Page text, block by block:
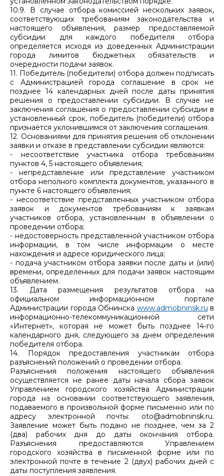
10.9. В случае отбора комиссией нескольких заявок,
соответствующих требованиям законодательства и
настоящего объявления, размер предоставляемой
субсидии для каждого победителя отбора
определяется исходя из доведенных Администрации
города лимитов бюджетных обязательств и
очередности подачи заявок.
11. Победитель (победители) отбора должен подписать
с Администрацией города соглашение в срок не
позднее 14 календарных дней после даты принятия
решения о предоставлении субсидии. В случае не
заключения соглашения о предоставлении субсидии в
установленный срок, победитель (победители) отбора
признаётся уклонившимся от заключения соглашения.
12. Основаниями для принятия решения об отклонении
заявки и отказе в представлении субсидии являются:
- несоответствие участника отбора требованиям
пунктов 4, 5 настоящего объявления;
- непредставление или представление участником
отбора неполного комплекта документов, указанного в
пункте 6 настоящего объявления;
- несоответствие представленных участником отбора
заявок и документов требованиям к заявкам
участников отбора, установленным в объявлении о
проведении отбора;
- недостоверность представленной участником отбора
информации, в том числе информации о месте
нахождения и адресе юридического лица;
- подача участником отбора заявки после даты и (или)
времени, определенных для подачи заявок настоящим
объявлением.
13. Дата размещения результатов отбора на
официальном информационном портале
Администрации города Обнинска www.admobninsk.ru в
информационно-телекоммуникационной сети
«Интернет», которая не может быть позднее 14-го
календарного дня, следующего за днем определения
победителя отбора.
14. Порядок предоставления участникам отбора
разъяснений положений о проведении отбора.
Разъяснения положения настоящего объявления
осуществляется не ранее даты начала сбора заявок
Управлением городского хозяйства Администрации
города на основании соответствующего заявления,
подаваемого в произвольной форме письменно или по
адресу электронной почты: oto@admobninsk.ru.
Заявление может быть подано не позднее, чем за 2
(два) рабочих дня до даты окончания отбора.
Разъяснения предоставляются Управлением
городского хозяйства в письменной форме или по
электронной почте в течение 2 (двух) рабочих дней с
даты поступления заявления.